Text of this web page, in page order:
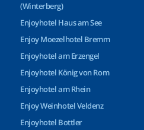
(Winterberg)
Enjoyhotel Haus am See
Enjoy Moezelhotel Bremm
Enjoyhotel am Erzengel
Enjoyhotel König von Rom
Enjoyhotel am Rhein
Enjoy Weinhotel Veldenz
Enjoyhotel Bottler